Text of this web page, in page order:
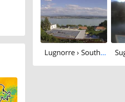
Lugnorre › South: Lake Murten